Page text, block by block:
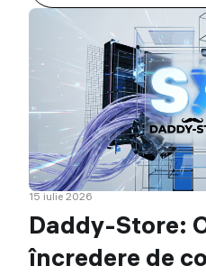
15 iulie 2026
Daddy-Store:
încredere de